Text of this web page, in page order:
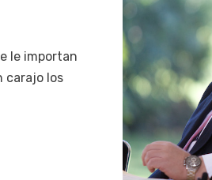
le importan
carajo los